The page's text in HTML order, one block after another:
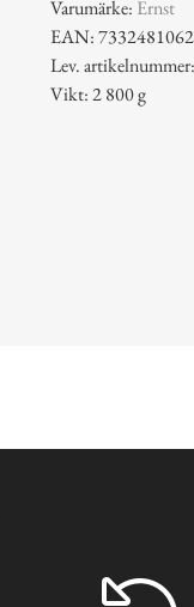
Varumärke: Ernst
EAN:
Lev.
Vikt: 2 800 g